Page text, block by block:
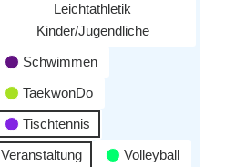
Leichtathletik
Kinder/Jugendliche
Schwimmen
TaekwonDo
Tischtennis
Veranstaltung
Volleyball